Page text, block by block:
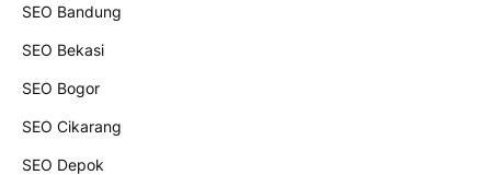
SEO Bandung
SEO Bekasi
SEO Bogor
SEO Cikarang
SEO Depok